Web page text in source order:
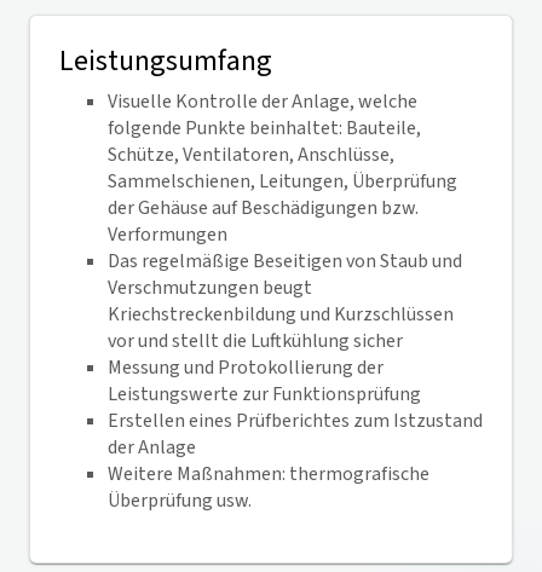
Leistungsumfang
Visuelle Kontrolle der Anlage, welche
folgende Punkte beinhaltet: Bauteile,
Schütze, Ventilatoren, Anschlüsse,
Sammelschienen, Leitungen, Überprüfung
der Gehäuse auf Beschädigungen bzw.
Verformungen
Das regelmäßige Beseitigen von Staub und
Verschmutzungen beugt
Kriechstreckenbildung und Kurzschlüssen
vor und stellt die Luftkühlung sicher
Messung und Protokollierung der
Leistungswerte zur Funktionsprüfung
Erstellen eines Prüfberichtes zum Istzustand
der Anlage
Weitere Maßnahmen: thermografische
Überprüfung usw.